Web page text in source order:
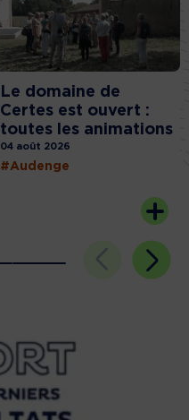
Le domaine de
Certes est ouvert :
toutes les animations
04 août 2026
#Audenge